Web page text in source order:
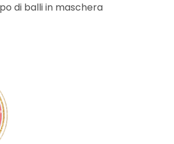
di balli in maschera